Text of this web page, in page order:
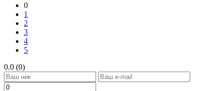
0
1
2
3
4
5
0.0 (0)